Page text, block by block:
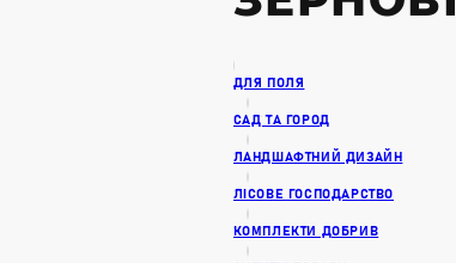
ДЛЯ ПОЛЯ
САД ТА ГОРОД
ЛАНДШАФТНИЙ ДИЗАЙН
ЛІСОВЕ ГОСПОДАРСТВО
КОМПЛЕКТИ ДОБРИВ